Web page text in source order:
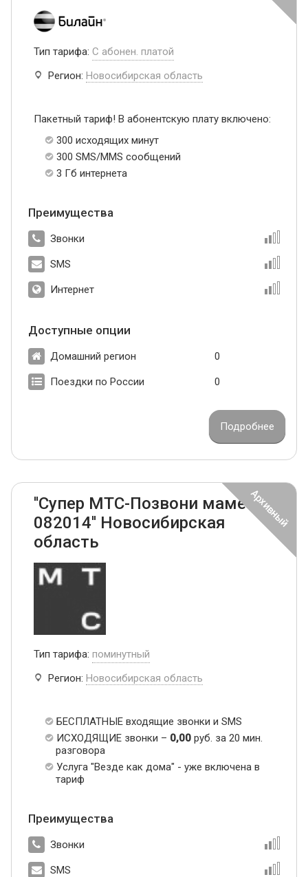
Тип тарифа: С абонен. платой
Регион: Новосибирская область
Пакетный тариф! В абонентскую плату включено:
300 исходящих минут
300 SMS/MMS сообщений
3 Гб интернета
Преимущества
Звонки
SMS
Интернет
Доступные опции
Домашний регион 0
Поездки по России 0
Подробнее
''Супер МТС-Позвони маме
082014'' Новосибирская
область
Тип тарифа: поминутный
Регион: Новосибирская область
БЕСПЛАТНЫЕ входящие звонки и SMS
ИСХОДЯЩИЕ звонки – 0,00 руб. за 20 мин.
разговора
Услуга "Везде как дома" - уже включена в
тариф
Преимущества
Звонки
SMS